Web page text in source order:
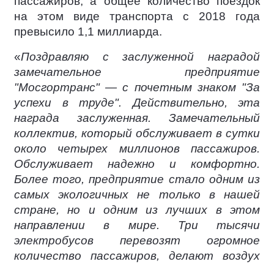
на этом виде транспорта с 2018 года
превысило 1,1 миллиарда.
«Поздравляю с заслуженной наградой
замечательное предприятие
"Мосгортранс" — с почетным знаком "За
успехи в труде". Действительно, эта
награда заслуженная. Замечательный
коллектив, который обслуживает в сутки
около четырех миллионов пассажиров.
Обслуживает надежно и комфортно.
Более того, предприятие стало одним из
самых экологичных не только в нашей
стране, но и одним из лучших в этом
направлении в мире. Три тысячи
электробусов перевозят огромное
количество пассажиров, делают воздух